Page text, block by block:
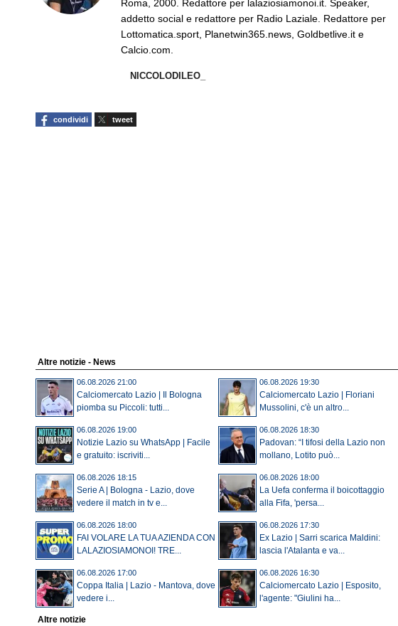
Roma, 2000. Redattore per lalaziosiamonoi.it. Speaker,
addetto social e redattore per Radio Laziale. Redattore per
Lottomatica.sport, Planetwin365.news, Goldbetlive.it e
Calcio.com.
NICCOLODILEO_
condividi tweet
Altre notizie - News
06.08.2026 21:00
Calciomercato Lazio | Il Bologna
piomba su Piccoli: tutti...
06.08.2026 19:30
Calciomercato Lazio | Floriani
Mussolini, c'è un altro...
06.08.2026 19:00
Notizie Lazio su WhatsApp | Facile
e gratuito: iscriviti...
06.08.2026 18:30
Padovan: “I tifosi della Lazio non
mollano, Lotito può...
06.08.2026 18:15
Serie A | Bologna - Lazio, dove
vedere il match in tv e...
06.08.2026 18:00
La Uefa conferma il boicottaggio
alla Fifa, 'persa...
06.08.2026 18:00
FAI VOLARE LA TUA AZIENDA CON
LALAZIOSIAMONOI! TRE...
06.08.2026 17:30
Ex Lazio | Sarri scarica Maldini:
lascia l'Atalanta e va...
06.08.2026 17:00
Coppa Italia | Lazio - Mantova, dove
vedere i...
06.08.2026 16:30
Calciomercato Lazio | Esposito,
l'agente: "Giulini ha...
Altre notizie